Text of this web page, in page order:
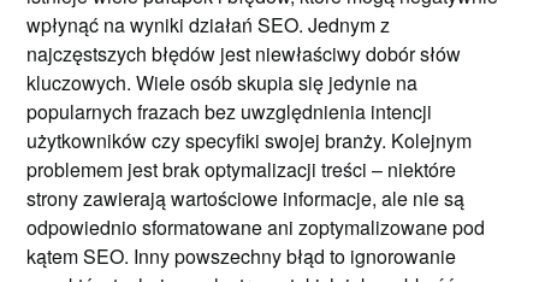
wpłynąć na wyniki działań SEO. Jednym z
najczęstszych błędów jest niewłaściwy dobór słów
kluczowych. Wiele osób skupia się jedynie na
popularnych frazach bez uwzględnienia intencji
użytkowników czy specyfiki swojej branży. Kolejnym
problemem jest brak optymalizacji treści – niektóre
strony zawierają wartościowe informacje, ale nie są
odpowiednio sformatowane ani zoptymalizowane pod
kątem SEO. Inny powszechny błąd to ignorowanie